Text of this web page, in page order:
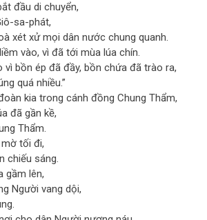
đầu di chuyển,
sa-phát,
xét xử mọi dân nước chung quanh.
vào, vì đã tới mùa lúa chín.
vì bồn ép đã đầy, bồn chứa đã trào ra,
quá nhiều.”
kia trong cánh đồng Chung Thẩm,
đã gần kề,
Thẩm.
tối đi,
chiếu sáng.
gầm lên,
Người vang dội,